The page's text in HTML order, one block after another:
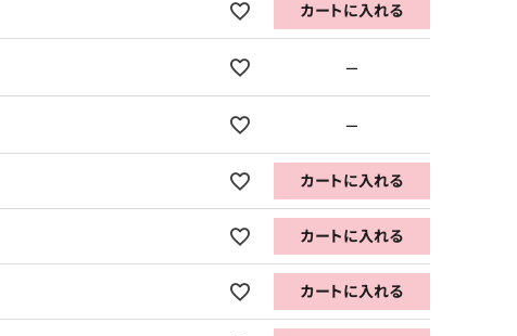
カートに入れる
—
—
カートに入れる
カートに入れる
カートに入れる